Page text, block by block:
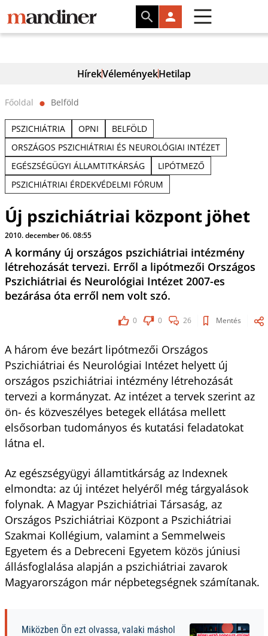
HírekVéleményekHetilap
Főoldal ⬤ Belföld
PSZICHIÁTRIA OPNI
BELFÖLD
ORSZÁGOS PSZICHIÁTRIAI ÉS NEUROLÓGIAI INTÉZET
EGÉSZSÉGÜGYI ÁLLAMTITKÁRSÁG
LIPÓTMEZŐ
PSZICHIÁTRIAI ÉRDEKVÉDELMI FÓRUM
Új pszichiátriai központ jöhet
2010. december 06. 08:55
A kormány új országos pszichiátriai intézmény
létrehozását tervezi. Erről a lipótmezői Országos
Pszichiátriai és Neurológiai Intézet 2007-es
bezárása óta erről nem volt szó.
0 0 26 Mentés
A három éve bezárt lipótmezői Országos
Pszichiátriai és Neurológiai Intézet helyett új
országos pszichiátriai intézmény létrehozását
tervezi a kormányzat. Az intézet a tervek szerint az
ön- és közveszélyes betegek ellátása mellett
elsősorban tudományos és kutatási feladatokat
látna el.
Az egészségyügyi államtitkárság az Indexnek
elmondta: az új intézet helyéről még tárgyalások
folynak. A Magyar Pszichiátriai Társaság, az
Országos Pszichiátriai Központ a Pszichiátriai
Szakmai Kollégium, valamint a Semmelweis
Egyetem és a Debreceni Egyetem közös júniusi
állásfoglalása alapján a pszichiátriai zavarok
Magyarországon már népbetegségnek számítanak.
Miközben Ön ezt olvassa, valaki máshol